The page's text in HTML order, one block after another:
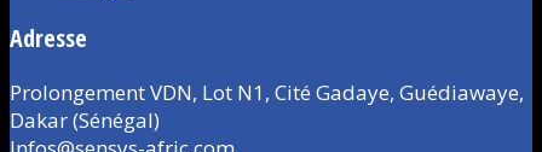
Adresse
Prolongement VDN, Lot N1, Cité Gadaye, Guédiawaye,
Dakar (Sénégal)